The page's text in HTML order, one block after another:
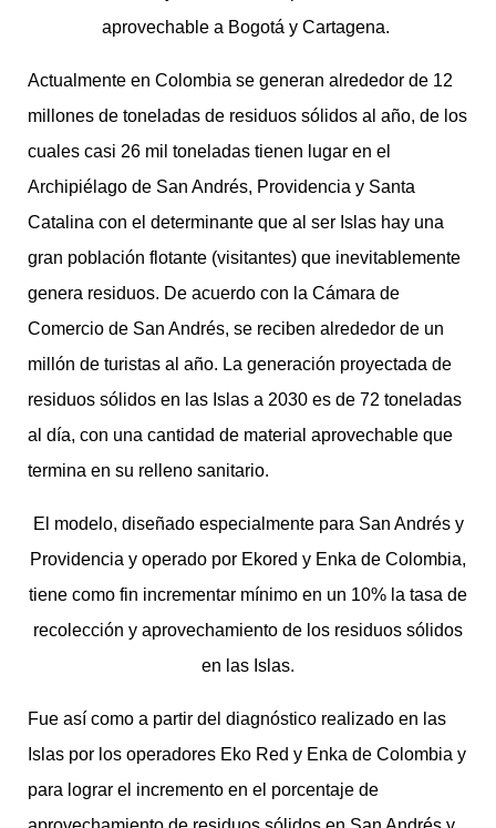
aprovechable a Bogotá y Cartagena.
Actualmente en Colombia se generan alrededor de 12
millones de toneladas de residuos sólidos al año, de los
cuales casi 26 mil toneladas tienen lugar en el
Archipiélago de San Andrés, Providencia y Santa
Catalina con el determinante que al ser Islas hay una
gran población flotante (visitantes) que inevitablemente
genera residuos. De acuerdo con la Cámara de
Comercio de San Andrés, se reciben alrededor de un
millón de turistas al año. La generación proyectada de
residuos sólidos en las Islas a 2030 es de 72 toneladas
al día, con una cantidad de material aprovechable que
termina en su relleno sanitario.
El modelo, diseñado especialmente para San Andrés y
Providencia y operado por Ekored y Enka de Colombia,
tiene como fin incrementar mínimo en un 10% la tasa de
recolección y aprovechamiento de los residuos sólidos
en las Islas.
Fue así como a partir del diagnóstico realizado en las
Islas por los operadores Eko Red y Enka de Colombia y
para lograr el incremento en el porcentaje de